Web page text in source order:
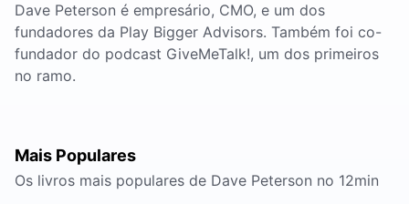
Dave Peterson é empresário, CMO, e um dos
fundadores da Play Bigger Advisors. Também foi co-
fundador do podcast GiveMeTalk!, um dos primeiros
no ramo.
Mais Populares
Os livros mais populares de Dave Peterson no 12min